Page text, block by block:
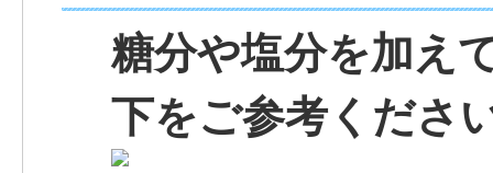
糖分や塩分を加え
下をご参考くださ